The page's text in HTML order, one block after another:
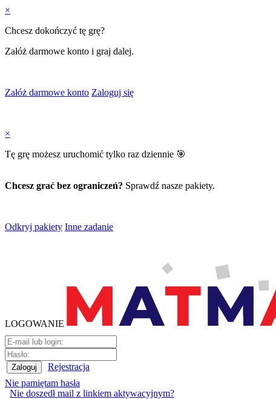
×
Chcesz dokończyć tę grę?
Załóż darmowe konto i graj dalej.
Załóż darmowe konto Zaloguj się
×
Tę grę możesz uruchomić tylko raz dziennie 🎯
Chcesz grać bez ograniczeń? Sprawdź nasze pakiety.
Odkryj pakiety Inne zadanie
LOGOWANIE
Rejestracja
Nie pamiętam hasła
Nie doszedł mail z linkiem aktywacyjnym?